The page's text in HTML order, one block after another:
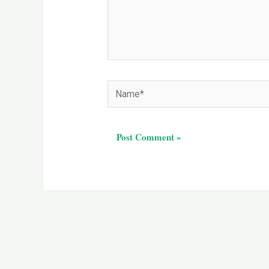
Name*